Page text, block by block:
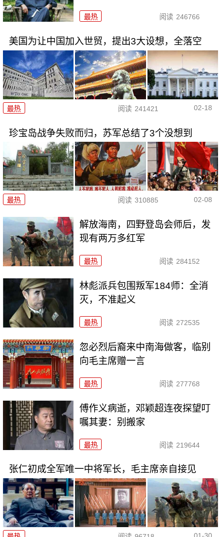
最热 阅读 246766
美国为让中国加入世贸，提出3大设想，全落空
最热 阅读 241421 02-18
珍宝岛战争失败而归，苏军总结了3个没想到
最热 阅读 310885 02-08
解放海南，四野登岛会师后，发
现有两万多红军
最热 阅读 284152
林彪派兵包围叛军184师：全消
灭，不准起义
最热 阅读 272535
忽必烈后裔来中南海做客，临别
向毛主席赠一言
最热 阅读 277768
傅作义病逝，邓颖超连夜探望叮
嘱其妻：别搬家
最热 阅读 219644
张仁初成全军唯一中将军长，毛主席亲自接见